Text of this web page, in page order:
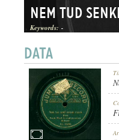
HALLGATÓ
Nem tud
Keywords: -